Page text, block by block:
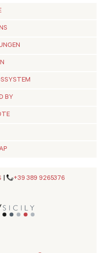
BY
| +39 389 9265376